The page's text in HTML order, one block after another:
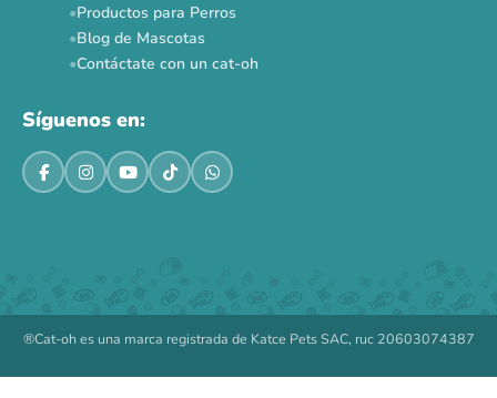
Productos para Perros
Blog de Mascotas
Contáctate con un cat-oh
Síguenos en:
®Cat-oh es una marca registrada de Katce Pets SAC, ruc 20603074387